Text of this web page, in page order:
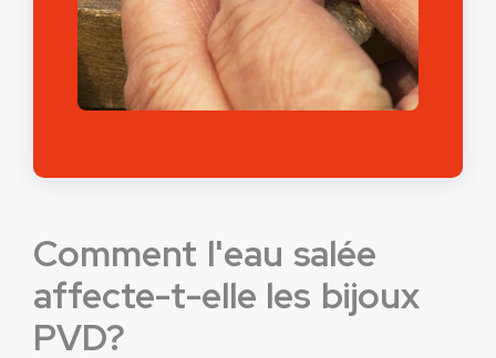
Comment l'eau salée
affecte-t-elle les bijoux
PVD?